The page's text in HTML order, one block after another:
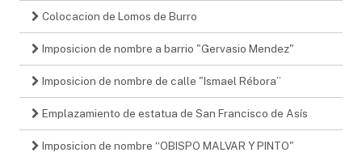
Colocacion de Lomos de Burro
Imposicion de nombre a barrio "Gervasio Mendez"
Imposicion de nombre de calle "Ismael Rébora”
Emplazamiento de estatua de San Francisco de Asís
Imposicion de nombre “OBISPO MALVAR Y PINTO"